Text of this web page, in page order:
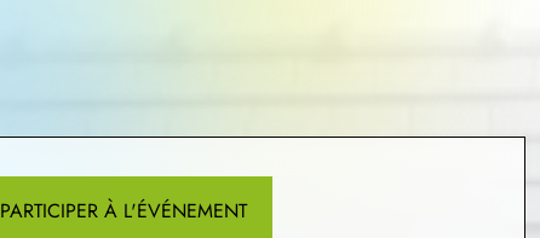
PARTICIPER À L'ÉVÉNEMENT